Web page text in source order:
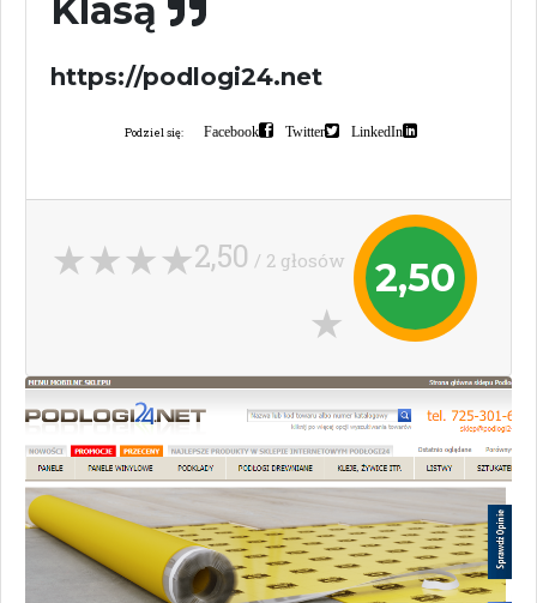
Klasą
https://podlogi24.net
Podziel się: Facebook Twitter LinkedIn
2,50
2,50 / 2 głosów